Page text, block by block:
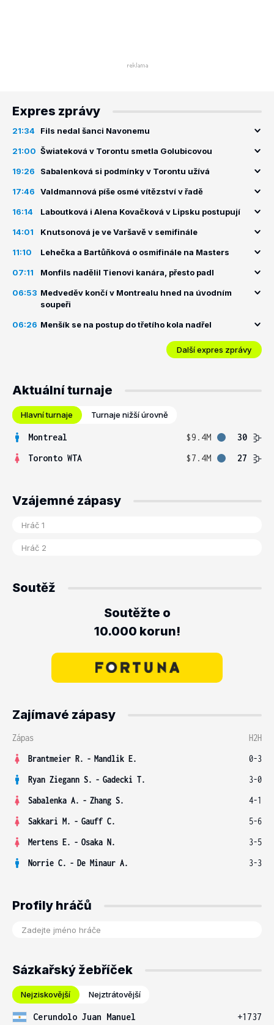
Expres zprávy
21:34 Fils nedal šanci Navonemu
21:00 Šwiateková v Torontu smetla Golubicovou
19:26 Sabalenková si podmínky v Torontu užívá
17:46 Valdmannová píše osmé vítězství v řadě
16:14 Laboutková i Alena Kovačková v Lipsku postupují
14:01 Knutsonová je ve Varšavě v semifinále
11:10 Lehečka a Bartůňková o osmifinále na Masters
07:11 Monfils nadělil Tienovi kanára, přesto padl
06:53 Medveděv končí v Montrealu hned na úvodním
soupeři
06:26 Menšík se na postup do třetího kola nadřel
Další expres zprávy
Aktuální turnaje
Hlavní turnaje Turnaje nižší úrovně
Montreal $9.4M
30
Toronto WTA
$7.4M 27
Vzájemné zápasy
Soutěž
Soutěžte o
10.000 korun!
Zajímavé zápasy
Zápas
H2H
Brantmeier R. - Mandlik E.
0-3
Ryan Ziegann S. - Gadecki T.
3-0
Sabalenka A. - Zhang S.
4-1
Sakkari M. - Gauff C.
5-6
Mertens E. - Osaka N.
3-5
Norrie C. - De Minaur A. 3-3
Profily hráčů
Sázkařský žebříček
Nejziskovější Nejztrátovější
Cerundolo Juan Manuel
+1737